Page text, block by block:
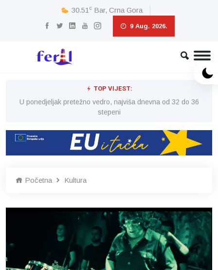
30.51 c Bar, Crna Gora
9 Aug. 2026.
TOP VIJEST:
U ponedjeljak pretežno vedro, najviša dnevna od 32 do 36
stepeni
Početna Kultura